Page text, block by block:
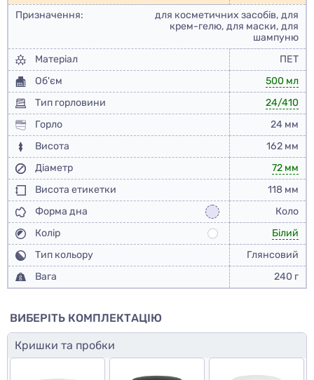
Призначення:
для косметичних засобів, для
крем-гелю, для маски, для
шампуню
Матеріал
ПЕТ
Об'єм
500 мл
Тип горловини
24/410
Горло
24 мм
Висота
162 мм
Діаметр
72 мм
Висота етикетки
118 мм
Форма дна
Коло
Колір
Білий
Тип кольору
Глянсовий
Вага
240 г
ВИБЕРІТЬ КОМПЛЕКТАЦІЮ
Кришки та пробки